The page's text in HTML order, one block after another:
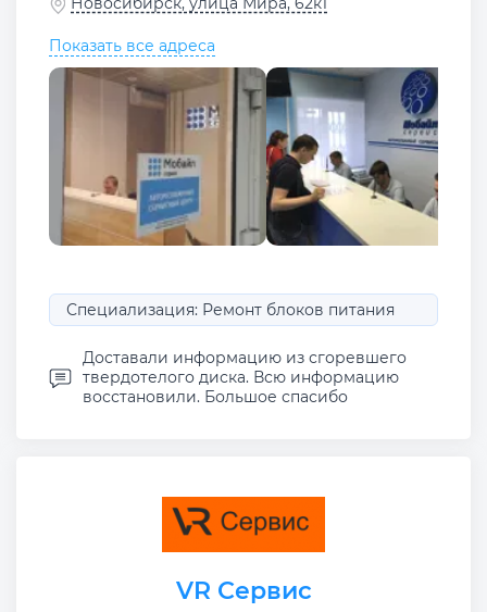
Показать все адреса
Специализация: Ремонт блоков питания
Доставали информацию из сгоревшего
твердотелого диска. Всю информацию
восстановили. Большое спасибо
VR Сервис